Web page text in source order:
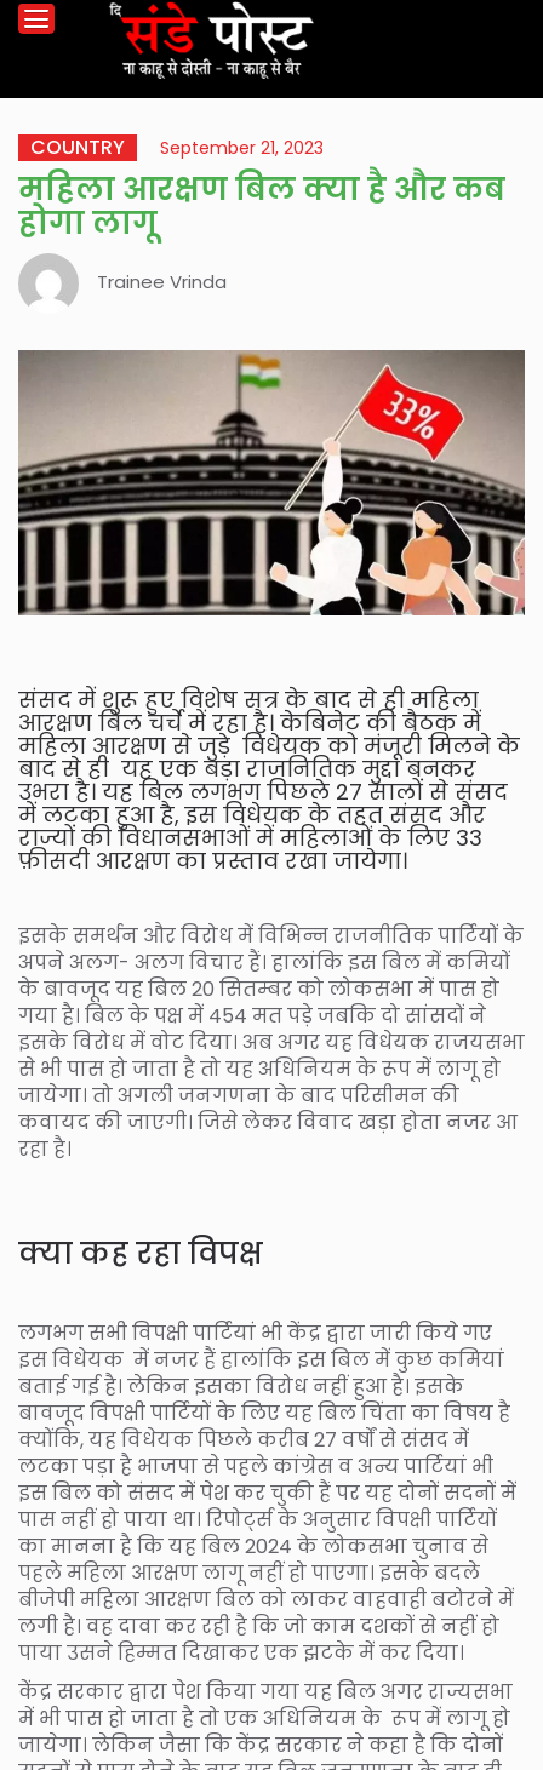
COUNTRY September 21, 2023
महिला आरक्षण बिल क्या है और कब
होगा लागू
Trainee Vrinda
संसद में शुरू हुए विशेष सत्र के बाद से ही महिला
आरक्षण बिल चर्चे में रहा है। केबिनेट की बैठक में
महिला आरक्षण से जुड़े विधेयक को मंजूरी मिलने के
बाद से ही यह एक बड़ा राजनितिक मुद्दा बनकर
उभरा है। यह बिल लगभग पिछले 27 सालों से संसद
में लटका हुआ है, इस विधेयक के तहत संसद और
राज्यों की विधानसभाओं में महिलाओं के लिए 33
फ़ीसदी आरक्षण का प्रस्ताव रखा जायेगा।
इसके समर्थन और विरोध में विभिन्न राजनीतिक पार्टियों के
अपने अलग- अलग विचार हैं। हालांकि इस बिल में कमियों
के बावजूद यह बिल 20 सितम्बर को लोकसभा में पास हो
गया है। बिल के पक्ष में 454 मत पड़े जबकि दो सांसदों ने
इसके विरोध में वोट दिया। अब अगर यह विधेयक राजयसभा
से भी पास हो जाता है तो यह अधिनियम के रूप में लागू हो
जायेगा। तो अगली जनगणना के बाद परिसीमन की
कवायद की जाएगी। जिसे लेकर विवाद खड़ा होता नजर आ
रहा है।
क्या कह रहा विपक्ष
लगभग सभी विपक्षी पार्टियां भी केंद्र द्वारा जारी किये गए
इस विधेयक में नजर हैं हालांकि इस बिल में कुछ कमियां
बताई गई है। लेकिन इसका विरोध नहीं हुआ है। इसके
बावजूद विपक्षी पार्टियों के लिए यह बिल चिंता का विषय है
क्योंकि, यह विधेयक पिछले करीब 27 वर्षों से संसद में
लटका पड़ा है भाजपा से पहले कांग्रेस व अन्य पार्टियां भी
इस बिल को संसद में पेश कर चुकी हैं पर यह दोनों सदनों में
पास नहीं हो पाया था। रिपोर्ट्स के अनुसार विपक्षी पार्टियों
का मानना है कि यह बिल 2024 के लोकसभा चुनाव से
पहले महिला आरक्षण लागू नहीं हो पाएगा। इसके बदले
बीजेपी महिला आरक्षण बिल को लाकर वाहवाही बटोरने में
लगी है। वह दावा कर रही है कि जो काम दशकों से नहीं हो
पाया उसने हिम्मत दिखाकर एक झटके में कर दिया।
केंद्र सरकार द्वारा पेश किया गया यह बिल अगर राज्यसभा
में भी पास हो जाता है तो एक अधिनियम के रूप में लागू हो
जायेगा। लेकिन जैसा कि केंद्र सरकार ने कहा है कि दोनों